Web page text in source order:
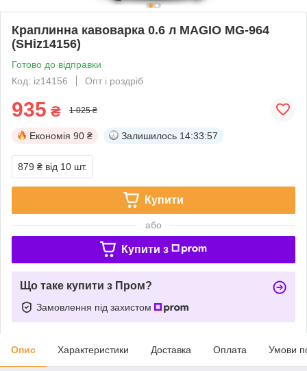
Краплинна кавоварка 0.6 л MAGIO MG-964
(SHiz14156)
Готово до відправки
Код: iz14156
Опт і роздріб
935 ₴ 1 025 ₴
Економія 90 ₴ Залишилось 14:33:57
879 ₴ від 10 шт.
Купити
або
Купити з
Що таке купити з Пром?
Замовлення під захистом
Опис Характеристики Доставка Оплата Умови